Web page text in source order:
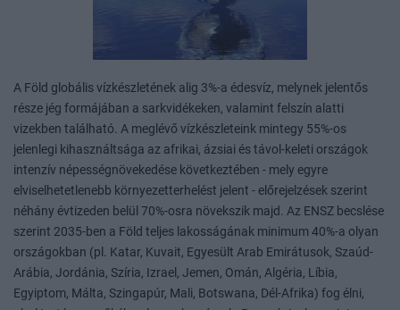
A Föld globális vízkészletének alig 3%-a édesvíz, melynek jelentős
része jég formájában a sarkvidékeken, valamint felszín alatti
vizekben található. A meglévő vízkészleteink mintegy 55%-os
jelenlegi kihasználtsága az afrikai, ázsiai és távol-keleti országok
intenzív népességnövekedése következtében - mely egyre
elviselhetetlenebb környezetterhelést jelent - előrejelzések szerint
néhány évtizeden belül 70%-osra növekszik majd. Az ENSZ becslése
szerint 2035-ben a Föld teljes lakosságának minimum 40%-a olyan
országokban (pl. Katar, Kuvait, Egyesült Arab Emirátusok, Szaúd-
Arábia, Jordánia, Szíria, Izrael, Jemen, Omán, Algéria, Líbia,
Egyiptom, Málta, Szingapúr, Mali, Botswana, Dél-Afrika) fog élni,